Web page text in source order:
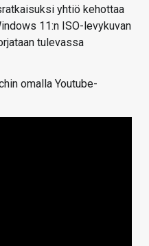
yhtiö kehottaa
11:n ISO-levykuvan
tulevassa
omalla Youtube-